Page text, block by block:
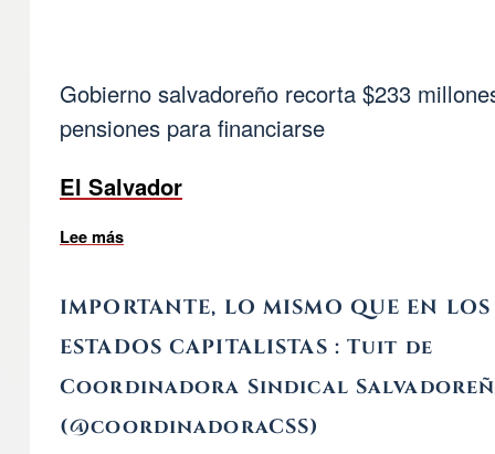
Gobierno salvadoreño recorta $233
pensiones para financiarse
El Salvador
Lee más
IMPORTANTE, LO MISMO QUE EN LOS
ESTADOS CAPITALISTAS : Tuit de
Coordinadora Sindical
(@coordinadoraCSS)